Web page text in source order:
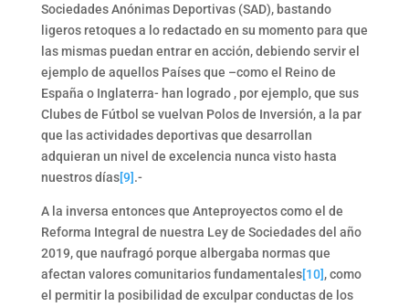
Sociedades Anónimas Deportivas (SAD), bastando
ligeros retoques a lo redactado en su momento para que
las mismas puedan entrar en acción, debiendo servir el
ejemplo de aquellos Países que –como el Reino de
España o Inglaterra- han logrado , por ejemplo, que sus
Clubes de Fútbol se vuelvan Polos de Inversión, a la par
que las actividades deportivas que desarrollan
adquieran un nivel de excelencia nunca visto hasta
nuestros días[9].-
A la inversa entonces que Anteproyectos como el de
Reforma Integral de nuestra Ley de Sociedades del año
2019, que naufragó porque albergaba normas que
afectan valores comunitarios fundamentales[10], como
el permitir la posibilidad de exculpar conductas de los